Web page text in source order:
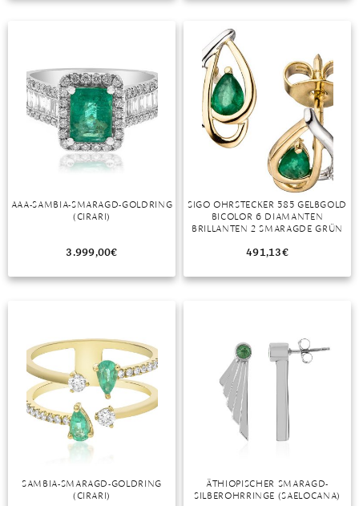
AAA-SAMBIA-SMARAGD-GOLDRING
(CIRARI)
3.999,00€
SIGO OHRSTECKER 585 GELBGOLD
BICOLOR 6 DIAMANTEN
BRILLANTEN 2 SMARAGDE GRÜN
491,13€
SAMBIA-SMARAGD-GOLDRING
(CIRARI)
ÄTHIOPISCHER SMARAGD-
SILBEROHRRINGE (SAELOCANA)